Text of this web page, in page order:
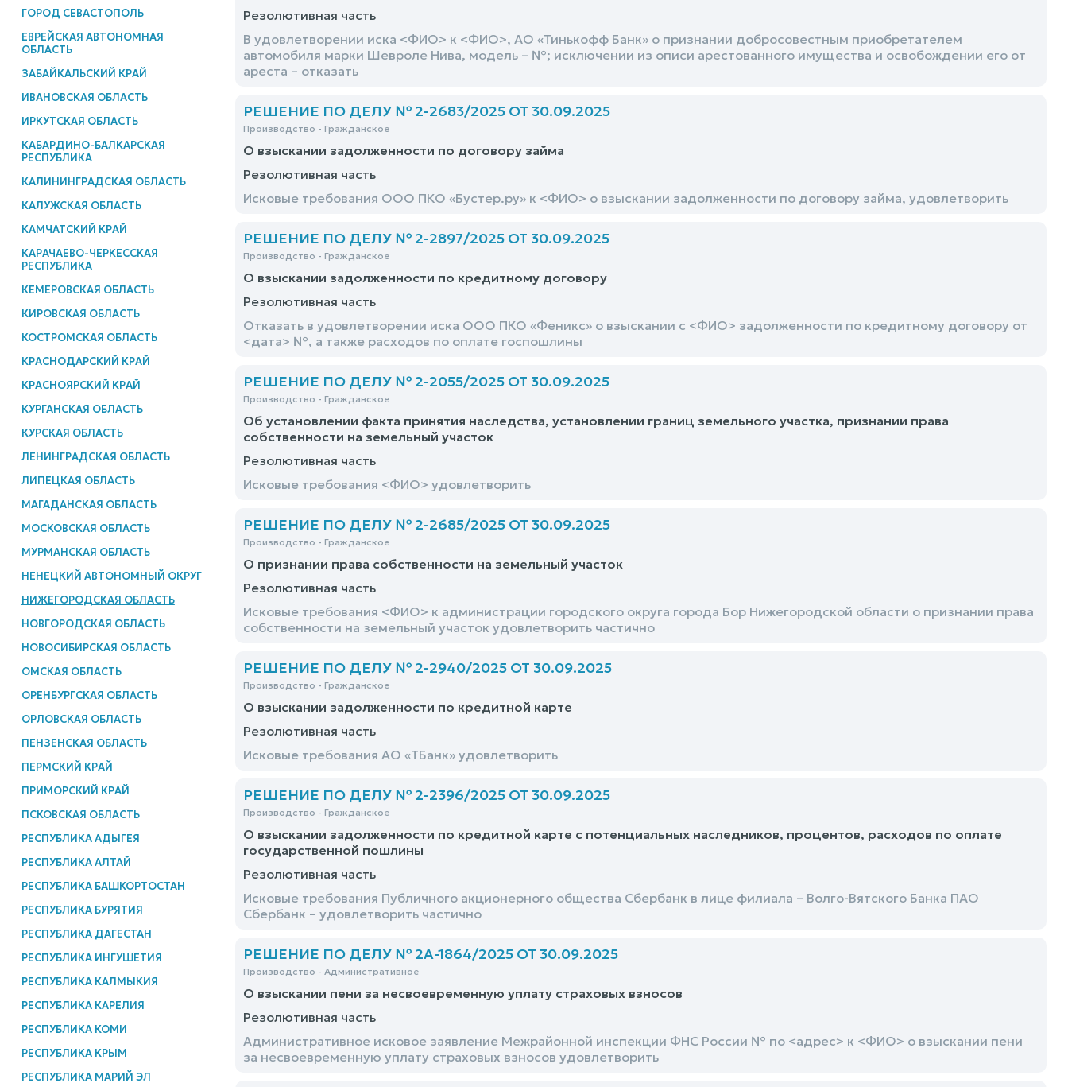
ГОРОД СЕВАСТОПОЛЬ
ЕВРЕЙСКАЯ АВТОНОМНАЯ
ОБЛАСТЬ
ЗАБАЙКАЛЬСКИЙ КРАЙ
ИВАНОВСКАЯ ОБЛАСТЬ
ИРКУТСКАЯ ОБЛАСТЬ
КАБАРДИНО-БАЛКАРСКАЯ
РЕСПУБЛИКА
КАЛИНИНГРАДСКАЯ ОБЛАСТЬ
КАЛУЖСКАЯ ОБЛАСТЬ
КАМЧАТСКИЙ КРАЙ
КАРАЧАЕВО-ЧЕРКЕССКАЯ
РЕСПУБЛИКА
КЕМЕРОВСКАЯ ОБЛАСТЬ
КИРОВСКАЯ ОБЛАСТЬ
КОСТРОМСКАЯ ОБЛАСТЬ
КРАСНОДАРСКИЙ КРАЙ
КРАСНОЯРСКИЙ КРАЙ
КУРГАНСКАЯ ОБЛАСТЬ
КУРСКАЯ ОБЛАСТЬ
ЛЕНИНГРАДСКАЯ ОБЛАСТЬ
ЛИПЕЦКАЯ ОБЛАСТЬ
МАГАДАНСКАЯ ОБЛАСТЬ
МОСКОВСКАЯ ОБЛАСТЬ
МУРМАНСКАЯ ОБЛАСТЬ
НЕНЕЦКИЙ АВТОНОМНЫЙ ОКРУГ
НИЖЕГОРОДСКАЯ ОБЛАСТЬ
НОВГОРОДСКАЯ ОБЛАСТЬ
НОВОСИБИРСКАЯ ОБЛАСТЬ
ОМСКАЯ ОБЛАСТЬ
ОРЕНБУРГСКАЯ ОБЛАСТЬ
ОРЛОВСКАЯ ОБЛАСТЬ
ПЕНЗЕНСКАЯ ОБЛАСТЬ
ПЕРМСКИЙ КРАЙ
ПРИМОРСКИЙ КРАЙ
ПСКОВСКАЯ ОБЛАСТЬ
РЕСПУБЛИКА АДЫГЕЯ
РЕСПУБЛИКА АЛТАЙ
РЕСПУБЛИКА БАШКОРТОСТАН
РЕСПУБЛИКА БУРЯТИЯ
РЕСПУБЛИКА ДАГЕСТАН
РЕСПУБЛИКА ИНГУШЕТИЯ
РЕСПУБЛИКА КАЛМЫКИЯ
РЕСПУБЛИКА КАРЕЛИЯ
РЕСПУБЛИКА КОМИ
РЕСПУБЛИКА КРЫМ
РЕСПУБЛИКА МАРИЙ ЭЛ
Резолютивная часть
В удовлетворении иска <ФИО> к <ФИО>, АО «Тинькофф Банк» о признании добросовестным приобретателем
автомобиля марки Шевроле Нива, модель – №; исключении из описи арестованного имущества и освобождении его от
ареста – отказать
РЕШЕНИЕ ПО ДЕЛУ № 2-2683/2025 ОТ 30.09.2025
Производство - Гражданское
О взыскании задолженности по договору займа
Резолютивная часть
Исковые требования ООО ПКО «Бустер.ру» к <ФИО> о взыскании задолженности по договору займа, удовлетворить
РЕШЕНИЕ ПО ДЕЛУ № 2-2897/2025 ОТ 30.09.2025
Производство - Гражданское
О взыскании задолженности по кредитному договору
Резолютивная часть
Отказать в удовлетворении иска ООО ПКО «Феникс» о взыскании с <ФИО> задолженности по кредитному договору от
<дата> №, а также расходов по оплате госпошлины
РЕШЕНИЕ ПО ДЕЛУ № 2-2055/2025 ОТ 30.09.2025
Производство - Гражданское
Об установлении факта принятия наследства, установлении границ земельного участка, признании права
собственности на земельный участок
Резолютивная часть
Исковые требования <ФИО> удовлетворить
РЕШЕНИЕ ПО ДЕЛУ № 2-2685/2025 ОТ 30.09.2025
Производство - Гражданское
О признании права собственности на земельный участок
Резолютивная часть
Исковые требования <ФИО> к администрации городского округа города Бор Нижегородской области о признании права
собственности на земельный участок удовлетворить частично
РЕШЕНИЕ ПО ДЕЛУ № 2-2940/2025 ОТ 30.09.2025
Производство - Гражданское
О взыскании задолженности по кредитной карте
Резолютивная часть
Исковые требования АО «ТБанк» удовлетворить
РЕШЕНИЕ ПО ДЕЛУ № 2-2396/2025 ОТ 30.09.2025
Производство - Гражданское
О взыскании задолженности по кредитной карте с потенциальных наследников, процентов, расходов по оплате
государственной пошлины
Резолютивная часть
Исковые требования Публичного акционерного общества Сбербанк в лице филиала – Волго-Вятского Банка ПАО
Сбербанк – удовлетворить частично
РЕШЕНИЕ ПО ДЕЛУ № 2А-1864/2025 ОТ 30.09.2025
Производство - Административное
О взыскании пени за несвоевременную уплату страховых взносов
Резолютивная часть
Административное исковое заявление Межрайонной инспекции ФНС России № по <адрес> к <ФИО> о взыскании пени
за несвоевременную уплату страховых взносов удовлетворить